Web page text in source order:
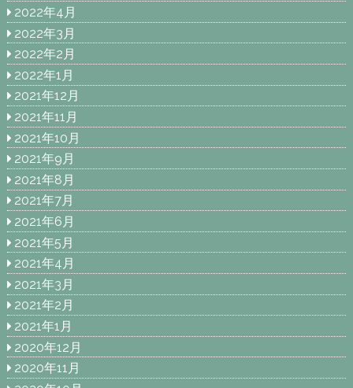
2022年4月
2022年3月
2022年2月
2022年1月
2021年12月
2021年11月
2021年10月
2021年9月
2021年8月
2021年7月
2021年6月
2021年5月
2021年4月
2021年3月
2021年2月
2021年1月
2020年12月
2020年11月